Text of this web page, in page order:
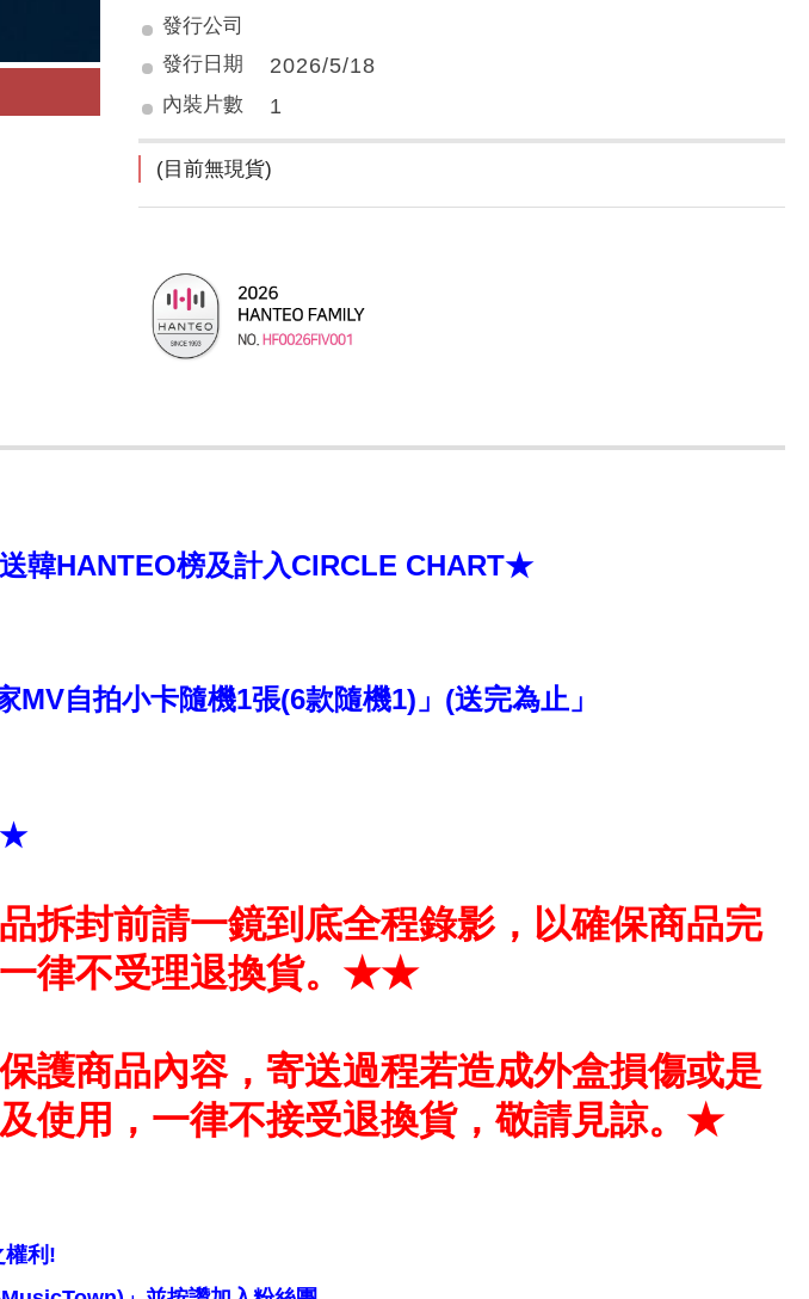
發行公司
發行日期
2026/5/18
內裝片數 1
(目前無現貨)
韓HANTEO榜及計入CIRCLE CHART★
自拍小卡隨機1張(6款隨機1)」(送完為止」
封前請一鏡到底全程錄影，以確保商品完
律不受理退換貨。★★
護商品內容，寄送過程若造成外盒損傷或是
使用，一律不接受退換貨，敬請見諒。★
權利!